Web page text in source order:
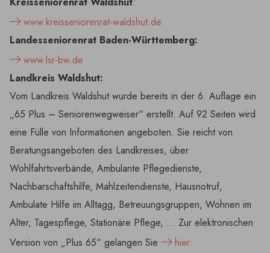
www.kreisseniorenrat-waldshut.de
Landesseniorenrat Baden-Württemberg:
www.lsr-bw.de
Landkreis Waldshut:
Vom Landkreis Waldshut wurde bereits in der 6. Auflage ein
„65 Plus – Seniorenwegweiser“ erstellt. Auf 92 Seiten wird
eine Fülle von Informationen angeboten. Sie reicht von
Beratungsangeboten des Landkreises, über
Wohlfahrtsverbände, Ambulante Pflegedienste,
Nachbarschaftshilfe, Mahlzeitendienste, Hausnotruf,
Ambulate Hilfe im Alltagg, Betreuungsgruppen, Wohnen im
Alter, Tagespflege, Stationäre Pflege, … Zur elektronischen
Version von „Plus 65“ gelangen Sie
hier: